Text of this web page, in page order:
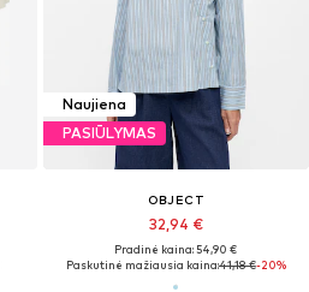
Naujiena
PASIŪLYMAS
OBJECT
32,94 €
Pradinė kaina: 54,90 €
Paskutinė mažiausia kaina:41,18 €-20%